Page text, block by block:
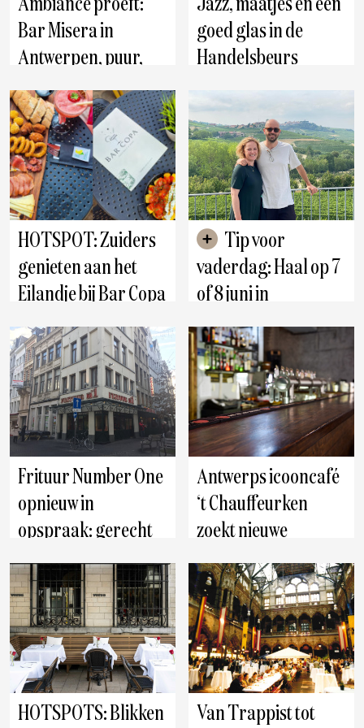
Ambiance proeft:
Bar Misera in
Antwerpen, puur,
zonder pretentie en
exact goed
Antwerpen
Jazz, maatjes en een
goed glas in de
Handelsbeurs
HOTSPOT: Zuiders
genieten aan het
Eilandje bij Bar Copa
vaderdag: Haal op 7
of 8 juni in
Antwerpen een
topfles van La
Nebbia
Antwerpen
Frituur Number One
opnieuw in
opspraak: gerecht
onderzoekt
grootschalige
fiscale fraude
Antwerpen
Antwerps icooncafé
‘t Chauffeurken
zoekt nieuwe
uitbater: afscheid na
21 jaar achter de
toog
Antwerpen
HOTSPOTS: Blikken
Van Trappist tot